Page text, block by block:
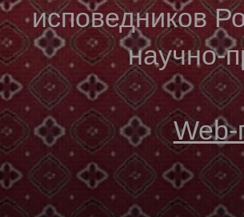
исповедников
научно-